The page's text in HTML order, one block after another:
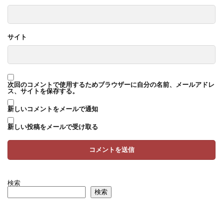
サイト
次回のコメントで使用するためブラウザーに自分の名前、メールアドレ
ス、サイトを保存する。
新しいコメントをメールで通知
新しい投稿をメールで受け取る
検索
検索